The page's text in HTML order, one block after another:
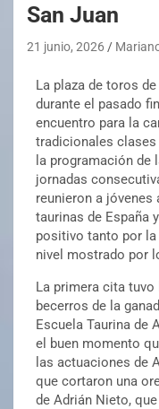
San Juan
21 junio, 2026
La plaza de toros
durante el pasado
encuentro para la
tradicionales
la programación de
jornadas
reunieron a
taurinas de España
positivo tanto por
nivel mostrado por
La primera cita
becerros de la
Escuela Taurina de
el buen momento
las actuaciones de
que cortaron una
de Adrián Nieto,